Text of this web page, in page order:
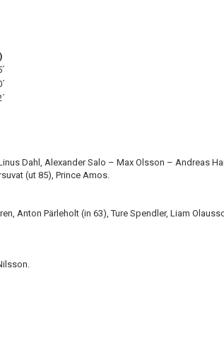
Dahl, Alexander Salo – Max Olsson – Andreas
(ut 85), Prince Amos.
Anton Pärleholt (in 63), Ture Spendler, Liam